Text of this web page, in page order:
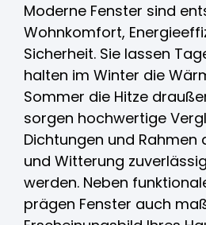
Moderne Fenster sind
Wohnkomfort,
Sicherheit. Sie lassen
halten im Winter die
Sommer die Hitze
sorgen hochwertige
Dichtungen und Rahmen
und Witterung
werden. Neben
prägen Fenster auch